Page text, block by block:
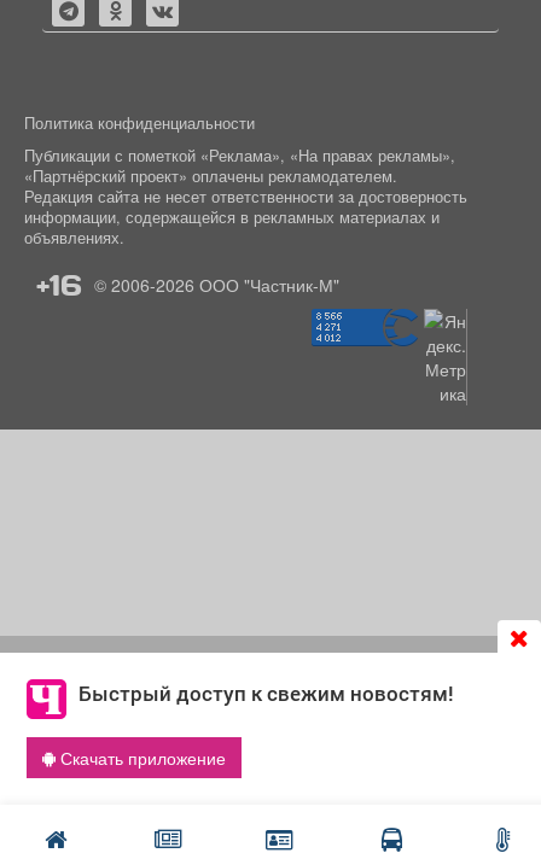
Быстрый доступ к свежим новостям!
Скачать приложение
согласие на обработку файлов cookie, которые
обеспечивают корректную работу сайта и сбора
информации для улучшения качества сервисов.
Что такое cookie
Политика конфиденциальности
Публикации с пометкой «Реклама», «На правах рекламы»,
«Партнёрский проект» оплачены рекламодателем.
Редакция сайта не несет ответственности за достоверность
информации, содержащейся в рекламных материалах и
объявлениях.
+16 © 2006-2026 ООО "Частник-М"